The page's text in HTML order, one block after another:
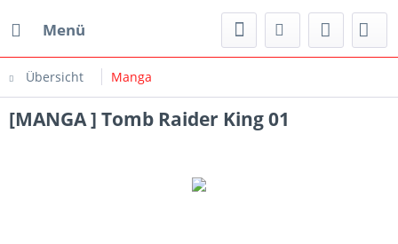
Menü
Übersicht Manga
[MANGA ] Tomb Raider King 01